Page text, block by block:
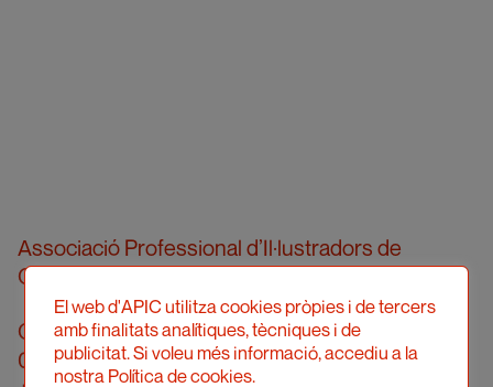
Associació Professional d’Il·lustradors de
Catalunya
Carrer Londres, 96, pral. 2a
08036 Barcelona
El web d'APIC utilitza cookies pròpies i de tercers
amb finalitats analítiques, tècniques i de
publicitat. Si voleu més informació, accediu a la
nostra Política de cookies.